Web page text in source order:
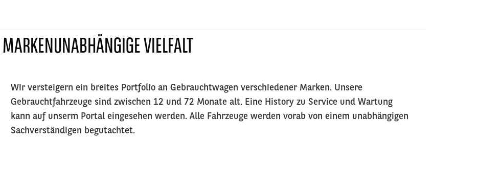
MARKENUNABHÄNGIGE VIELFALT
Wir versteigern ein breites Portfolio an Gebrauchtwagen verschiedener Marken. Unsere
Gebrauchtfahrzeuge sind zwischen 12 und 72 Monate alt. Eine History zu Service und Wartung
kann auf unserm Portal eingesehen werden. Alle Fahrzeuge werden vorab von einem unabhängigen
Sachverständigen begutachtet.